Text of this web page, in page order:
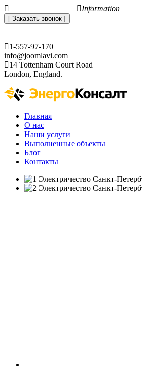
Information
[ Заказать звонок ]
1-557-97-170
info@joomlavi.com
14 Tottenham Court Road
London, England.
Главная
О нас
Наши услуги
Выполненные объекты
Блог
Контакты